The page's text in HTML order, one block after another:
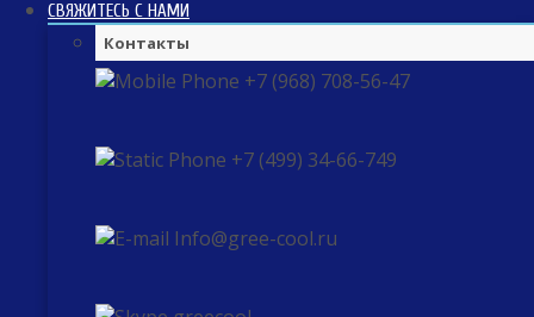
СВЯЖИТЕСЬ С НАМИ
Контакты
+7 (968) 708-56-47
+7 (499) 34-66-749
Info@gree-cool.ru